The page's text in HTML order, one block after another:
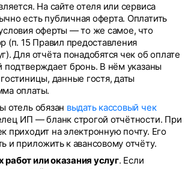
На сайте отеля или сервиса
есть публичная оферта. Оплатить
оферты — то же самое, что
(п. 15 Правил предоставления
Для отчёта понадобятся чек об оплате
подтверждает бронь. В нём указаны
данные гостя, даты
оплаты.
отель обязан выдать кассовый чек
ИП — бланк строгой отчётности. При
приходит на электронную почту. Его
и приложить к авансовому отчёту.
или оказания услуг. Если